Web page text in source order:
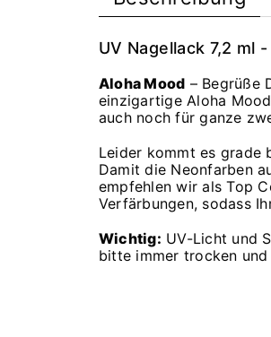
UV Nagellack 7,2 ml
Aloha Mood – Begrüße
einzigartige Aloha
auch noch für ganze
Leider kommt es grade
Damit die Neonfarben
empfehlen wir als Top
Verfärbungen, sodass
Wichtig: UV-Licht und
bitte immer trocken